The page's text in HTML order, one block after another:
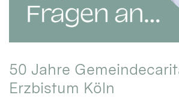
50 Jahre
Erzbistum Köln